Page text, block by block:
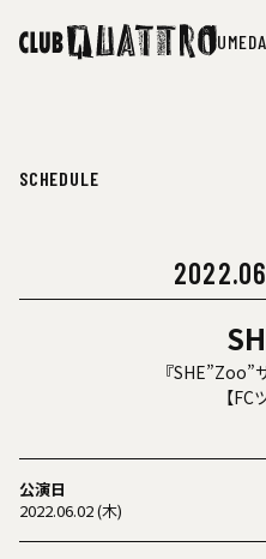
UMEDA
SCHEDULE
『SHE”Zoo”
【FC
公演日
2022.06.02 (木)